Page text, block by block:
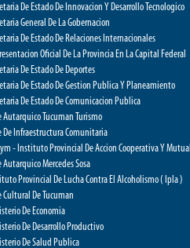
De Estado De Innovacion Y Desarrollo Tecnologico
General De La Gobernacion
De Estado De Relaciones Internacionales
Oficial De La Provincia En La Capital Federal
De Estado De Deportes
De Estado De Gestion Publica Y Planeamiento
De Estado De Comunicacion Publica
Autarquico Tucuman Turismo
De Infraestructura Comunitaria
- Instituto Provincial De Accion Cooperativa Y Mutual
Autarquico Mercedes Sosa
Provincial De Lucha Contra El Alcoholismo ( Ipla )
Cultural De Tucuman
De Economia
De Desarrollo Productivo
De Salud Publica